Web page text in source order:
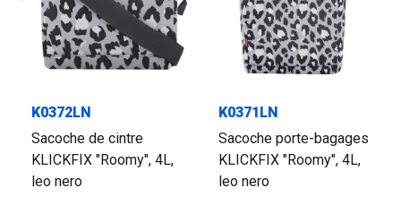
K0372LN
Sacoche de cintre
KLICKFIX "Roomy", 4L,
leo nero
K0371LN
Sacoche porte-bagages
KLICKFIX "Roomy", 4L,
leo nero